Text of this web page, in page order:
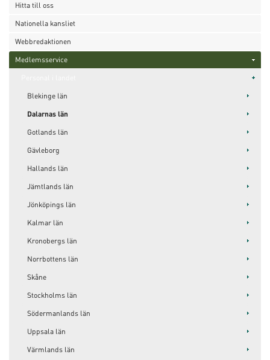
Hitta till oss
Nationella kansliet
Webbredaktionen
Medlemsservice
Blekinge län
Dalarnas län
Gotlands län
Gävleborg
Hallands län
Jämtlands län
Jönköpings län
Kalmar län
Kronobergs län
Norrbottens län
Skåne
Stockholms län
Södermanlands län
Uppsala län
Värmlands län